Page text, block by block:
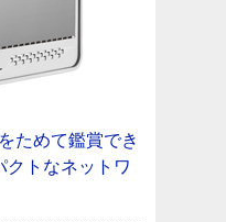
ためて鑑賞でき
トなネットワ